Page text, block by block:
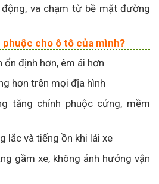
va chạm từ bề mặt đường
phuộc cho ô tô của mình?
ổn định hơn, êm ái hơn
hơn trên mọi địa hình
tăng chỉnh phuộc cứng, mềm
lắc và tiếng ồn khi lái xe
gầm xe, không ảnh hưởng vận